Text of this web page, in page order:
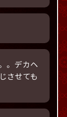
。デカヘ
させても